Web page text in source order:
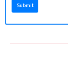
Submit